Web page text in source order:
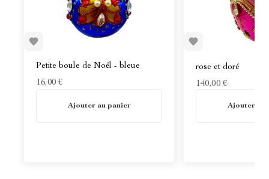
Petite boule de Noël - bleue
16,00 €
Ajouter au panier
rose et doré
140,00 €
Ajouter au